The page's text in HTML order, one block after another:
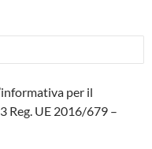
per il
Reg. UE 2016/679 –